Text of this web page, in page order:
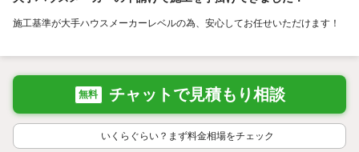
施工基準が大手ハウスメーカーレベルの為、安心してお任せいただけます！
無料 チャットで見積もり相談
いくらぐらい？まず料金相場をチェック